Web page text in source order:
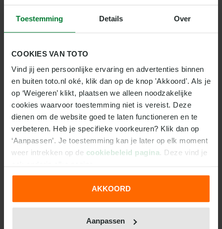
Toestemming Details Over
COOKIES VAN TOTO
Vind jij een persoonlijke ervaring en advertenties binnen
en buiten toto.nl oké, klik dan op de knop 'Akkoord'. Als je
op ‘Weigeren’ klikt, plaatsen we alleen noodzakelijke
cookies waarvoor toestemming niet is vereist. Deze
dienen om de website goed te laten functioneren en te
verbeteren. Heb je specifieke voorkeuren? Klik dan op
‘Aanpassen’. Je toestemming kan je later op elk moment
weer intrekken op de cookiebeleid pagina . Deze vind je
We werken samen met31 derdendie uw gegevens
AKKOORD
Aanpassen
De race is op zaterdag
- Jazeker. De race zal op
zaterdagavond verreden worden, maar vanwege het
wanneer de wedstrijd begint. Om precies te zijn gaat
de Grand Prix om 22:00 uur van start. Het
raceweekend begint daarom ook al op donderdag
lokale tijd in plaats van vrijdag. De reden hiervoor is
dat de Formule 1 de race in de avond wil laten
plaatsvinden. Zondagavond lokale tijd zou
maandagochtend in Europa betekenen: dat trekt
geen kijkers vanwege de nieuwe werkweek.
De Formule 1 en Las Vegas hebben een
gereden in Las Vegas. Om precies te zijn in 1981 en
1982. Vorig jaar keerde de Formule 1 weer terug. Toen